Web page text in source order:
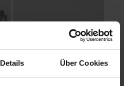
Details Über Cookies